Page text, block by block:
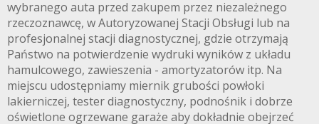
wybranego auta przed zakupem przez niezależnego
rzeczoznawcę, w Autoryzowanej Stacji Obsługi lub na
profesjonalnej stacji diagnostycznej, gdzie otrzymają
Państwo na potwierdzenie wydruki wyników z układu
hamulcowego, zawieszenia - amortyzatorów itp. Na
miejscu udostępniamy miernik grubości powłoki
lakierniczej, tester diagnostyczny, podnośnik i dobrze
oświetlone ogrzewane garaże aby dokładnie obejrzeć